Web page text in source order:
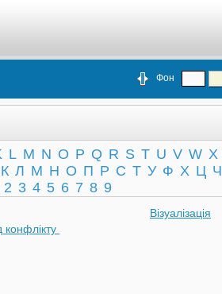
Фон
L M N O P Q R S T U V W X
К Л М Н О П Р С Т У Ф Х Ц Ч
2 3 4 5 6 7 8 9
Візуалізація
конфлікту